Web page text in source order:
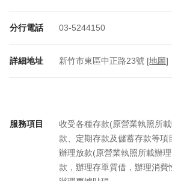
分行電話 03-5244150
詳細地址 新竹市東區中正路23號 [地圖]
服務項目
收受各種存款(原營業執照所
款、定期存款及儲蓄存款等項
辦理放款(原營業執照所載辦
款，辦理存單質借，辦理消費